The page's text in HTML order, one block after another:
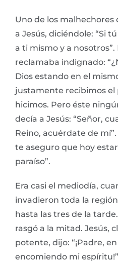
Uno de los
a Jesús, diciéndole: “Si
a ti mismo y a nosotros”.
reclamaba indignado:
Dios estando en el
justamente recibimos el
hicimos. Pero éste
decía a Jesús: “Señor,
Reino, acuérdate de
te aseguro que hoy
paraíso”.
Era casi el mediodía,
invadieron toda la
hasta las tres de la
rasgó a la mitad. Jesús,
potente, dijo: “¡Padre,
encomiendo mi